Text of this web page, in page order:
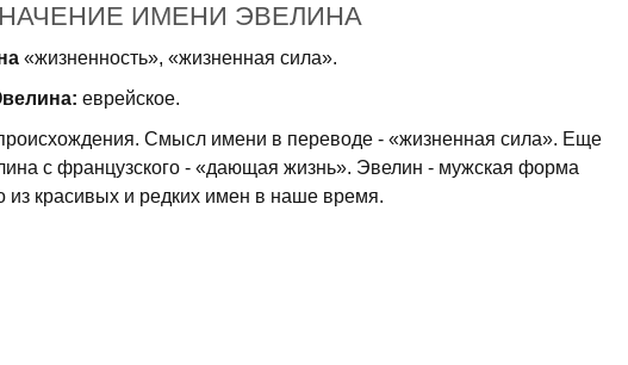
ИМЕНИ ЭВЕЛИНА
«жизненность», «жизненная сила».
еврейское.
Смысл имени в переводе - «жизненная сила». Еще
с французского - «дающая жизнь». Эвелин - мужская форма
красивых и редких имен в наше время.